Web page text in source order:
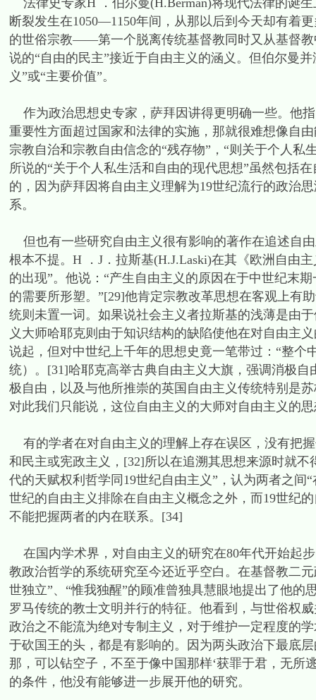
法律史专家H ．伯尔曼(H.Berman)将现代法律的诞
断裂发生在1050—1150年间，从那以后到今天却有着
的世俗宗教——第一个脱离传统基督教同时又从基督
说的“自由的民主”接近于自由主义的涵义。但伯尔曼
义”或“主要价值”。
作为政治思想史专家，萨拜因讲得更明确一些。他
重要性方面超过国家和法律的实施，那就很难想像自
宗教自治和宗教自由信念的“残存物”，“则关于个人
所说的“关于个人私生活和自由的现代思想”虽然包括
的，因为萨拜因将自由主义理解为19世纪流行的政治
系。
但也有一些研究自由主义很有影响的著作在追述自
根本不提。H ．J．拉斯基(H.J.Laski)在其《欧洲自由
的出现”。他说：“产生自由主义的原因在于中世纪末
的需要所形塑。”[29]他肯定宗教改革思想在客观上有
统则未置一词。如果说社会主义者拉斯基的浅薄是由
义大师哈耶克则由于知识结构的缺陷使他在对自由主
说起，但对中世纪上千年的思想史竟一笔带过：“整
统）。[31]哈耶克高举古典自由主义大旗，强调消极
极自由，以及与他所推崇的英国自由主义传统特别是
对此我们只能说，这位自由主义的大师对自由主义的
有的学者在对自由主义的理解上存在误区，没有把
和民主或宪政主义，[32]所以在追溯其思想来源时就
代的天赋权利哲学同19世纪自由主义”，认为两者之
世纪的自由主义排除在自由主义概念之外，而19世纪
不能把握两者的内在联系。[34]
在国内学术界，对自由主义的研究在80年代开始起
教政治哲学的系统研究至今还近乎空白。在基督教二
世独立”、“惟我独醒”的顾准曾独具慧眼地提出了他
罗马传统的教士文明并行的特征。他看到，与世俗权
政治之不能流为绝对专制主义，对于维护一定程度的
于砍国王的头，都是有影响的。因为两头政治下最底
那，可以钻空子，不至于像中国那样‘获罪于君，无所
的条件，他没有能够进一步展开他的研究。